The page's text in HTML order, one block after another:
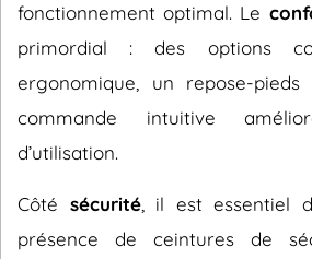
fonctionnement optimal. Le
primordial : des options
ergonomique, un repose-
commande intuitive
d’utilisation.
Côté sécurité, il est essentiel
présence de ceintures de